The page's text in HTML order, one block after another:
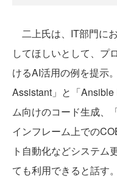
二上氏は、IT部門に
してほしいとして、プ
けるAI活用の例を提示
Assistant」と「
ム向けのコード生成、
インフレーム上での
ト自動化などシステム
ても利用できると話す。